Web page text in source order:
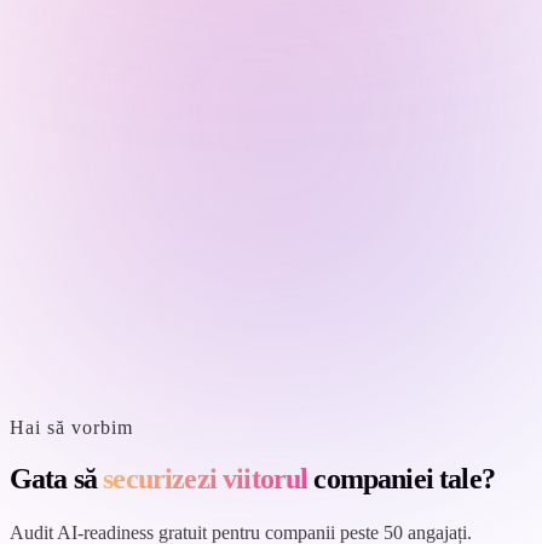
Hai să vorbim
Gata săsecurizezi viitorul companiei tale?
Audit AI-readiness gratuit pentru companii peste 50 angajați.